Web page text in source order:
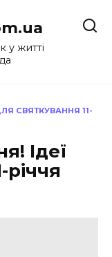
у житті
СВЯТКУВАННЯ 11-
Ідеї
річчя